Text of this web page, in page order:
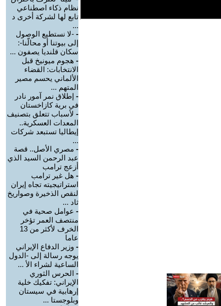
نظام ذكاء اصطناعي
تابع لها لشركة أخرى د
...
- -لا نستطيع الوصول
إلى بيوتنا أو محالّنا-:
سكان قلنديا يصفون ...
- هجوم ميونيخ قبل
الانتخابات: القضاء
الألماني يحسم مصير
المتهم ...
- إطلاق نمر آمور نادر
في برية كازاخستان
- لأسباب تتعلق بتصنيف
المعدات العسكرية..
إيطاليا تستبعد شركات
...
- مصري الأصل.. قصة
عبد الرحمن السيد الذي
أزعج ترامب
- هل غير ترامب
استراتيجيته تجاه إيران
لنقص الذخيرة وصواريخ
ثاد ...
- عوامل صحية في
منتصف العمر تؤخر
الخرف لأكثر من 13
عاما
- وزير الدفاع الإيراني
يوجه رسالة إلى -الدول
الساعية لشراء الأ ...
- الحرس الثوري
الإيراني: تفكيك خلية
إرهابية في سيستان
وبلوجستا ...